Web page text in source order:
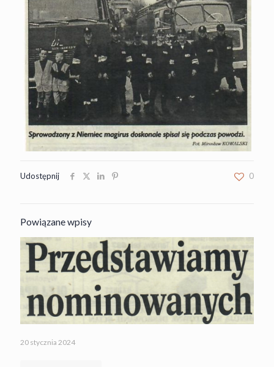
Udostępnij 0
Powiązane wpisy
20 stycznia 2024